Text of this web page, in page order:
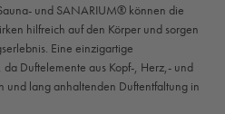
und SANARIUM® können die
hilfreich auf den Körper und sorgen
Eine einzigartige
Duftelemente aus Kopf-, Herz,- und
und lang anhaltenden Duftentfaltung in